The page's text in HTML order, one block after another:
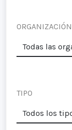
ORGANIZACIÓN
TIPO